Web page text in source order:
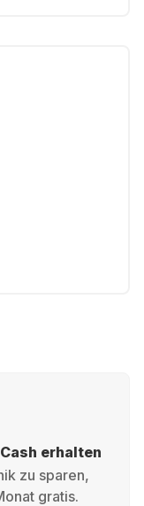
erhalten
zu sparen,
gratis.